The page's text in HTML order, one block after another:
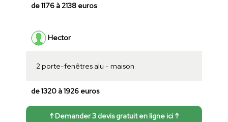
de 1176 à 2138 euros
Hector
2 porte-fenêtres alu - maison
de 1320 à 1926 euros
↑ Demander 3 devis gratuit en ligne ici ↑